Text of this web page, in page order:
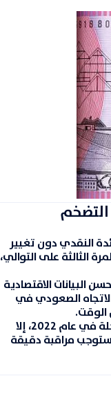
التضخم
النقدي دون تغيير
على التوالي،
البيانات الاقتصادية
الصعودي في
الوقت.
وأشار البنك إلى أن التضخم، رغم تراجعه بشكل ملحوظ عن ذروته المسجلة في عام 2022، إلا
يستوجب مراقبة دقيقة